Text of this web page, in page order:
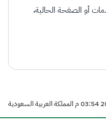
أو الصفحة الحالية،